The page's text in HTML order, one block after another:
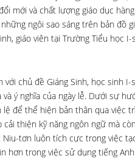
mới và chất lượng giáo dục
ngôi sao sáng trên bản đồ
giáo viên tại Trường Tiểu học
với chủ đề Giáng Sinh, học sinh
ý nghĩa của ngày lễ. Dưới sự
để thể hiện bản thân qua việc
cải thiện kỹ năng ngôn ngữ mà
tơn luôn tích cực trong việc
hơn trong việc sử dụng tiếng